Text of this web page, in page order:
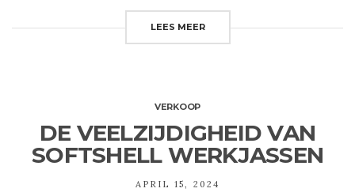
LEES MEER
VERKOOP
DE VEELZIJDIGHEID VAN
SOFTSHELL WERKJASSEN
APRIL 15, 2024